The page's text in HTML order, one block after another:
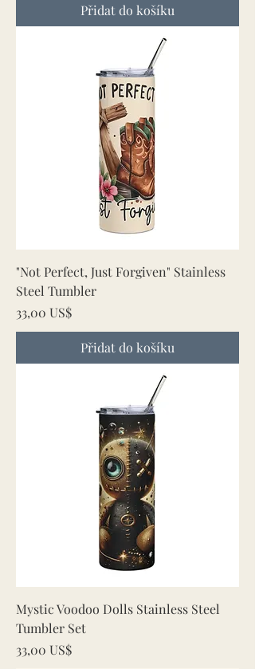
Přidat do košíku
"Not Perfect, Just Forgiven" Stainless
Steel Tumbler
Cena
33,00 US$
Přidat do košíku
Mystic Voodoo Dolls Stainless Steel
Tumbler Set
Cena
33,00 US$